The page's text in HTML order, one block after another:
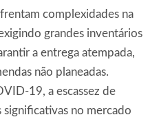
complexidades na
grandes inventários
a entrega atempada,
não planeadas.
19, a escassez de
no mercado